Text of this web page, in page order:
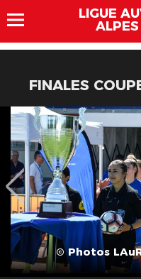
LIGUE
FINALES
© Photos